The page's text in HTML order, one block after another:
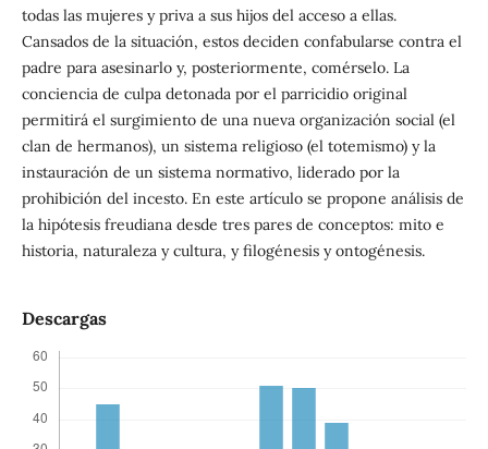
todas las mujeres y priva a sus hijos del acceso a ellas.
Cansados de la situación, estos deciden confabularse contra el
padre para asesinarlo y, posteriormente, comérselo. La
conciencia de culpa detonada por el parricidio original
permitirá el surgimiento de una nueva organización social (el
clan de hermanos), un sistema religioso (el totemismo) y la
instauración de un sistema normativo, liderado por la
prohibición del incesto. En este artículo se propone análisis de
la hipótesis freudiana desde tres pares de conceptos: mito e
historia, naturaleza y cultura, y filogénesis y ontogénesis.
Descargas